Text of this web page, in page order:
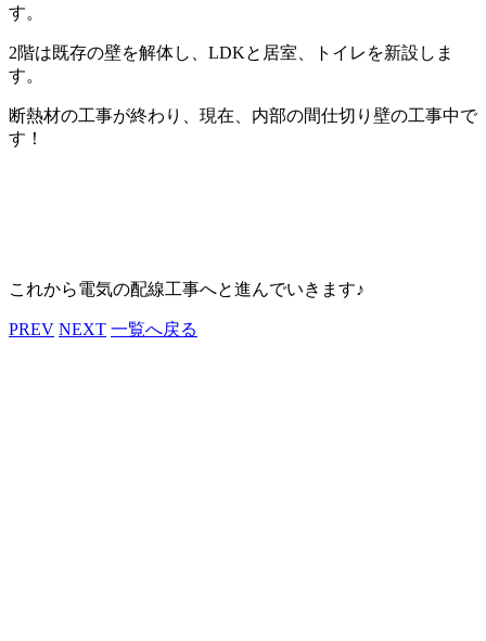
す。
2階は既存の壁を解体し、LDKと居室、トイレを新設しま
す。
断熱材の工事が終わり、現在、内部の間仕切り壁の工事中で
す！
これから電気の配線工事へと進んでいきます♪
PREV NEXT 一覧へ戻る